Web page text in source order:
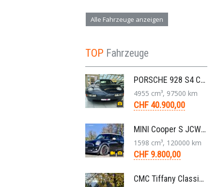
Alle Fahrzeuge anzeigen
TOP Fahrzeuge
PORSCHE 928 S4 Coupé 5.0 V8 Aut. 1987
4955 cm³, 97500 km
CHF 40.900,00
MINI Cooper S JCW R56 N14 Kleinwagen 6-Gang 2011
1598 cm³, 120000 km
CHF 9.800,00
CMC Tiffany Classic Coupé Neoklassiker 5.0 V8 1991